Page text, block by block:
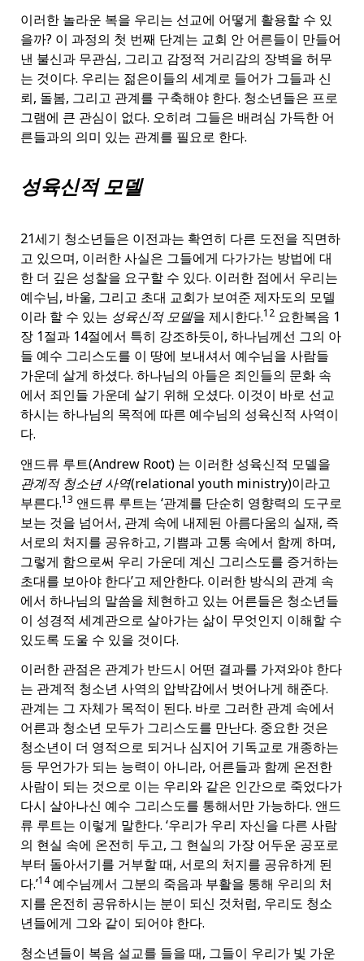
이러한 놀라운 복을 우리는 선교에 어떻게 활용할 수 있
을까? 이 과정의 첫 번째 단계는 교회 안 어른들이 만들어
낸 불신과 무관심, 그리고 감정적 거리감의 장벽을 허무
는 것이다. 우리는 젊은이들의 세계로 들어가 그들과 신
뢰, 돌봄, 그리고 관계를 구축해야 한다. 청소년들은 프로
그램에 큰 관심이 없다. 오히려 그들은 배려심 가득한 어
른들과의 의미 있는 관계를 필요로 한다.
성육신적 모델
21세기 청소년들은 이전과는 확연히 다른 도전을 직면하
고 있으며, 이러한 사실은 그들에게 다가가는 방법에 대
한 더 깊은 성찰을 요구할 수 있다. 이러한 점에서 우리는
예수님, 바울, 그리고 초대 교회가 보여준 제자도의 모델
이라 할 수 있는 성육신적 모델을 제시한다.12 요한복음 1
장 1절과 14절에서 특히 강조하듯이, 하나님께선 그의 아
들 예수 그리스도를 이 땅에 보내셔서 예수님을 사람들
가운데 살게 하셨다. 하나님의 아들은 죄인들의 문화 속
에서 죄인들 가운데 살기 위해 오셨다. 이것이 바로 선교
하시는 하나님의 목적에 따른 예수님의 성육신적 사역이
다.
앤드류 루트(Andrew Root) 는 이러한 성육신적 모델을
관계적 청소년 사역(relational youth ministry)이라고
부른다.13 앤드류 루트는 ‘관계를 단순히 영향력의 도구로
보는 것을 넘어서, 관계 속에 내제된 아름다움의 실재, 즉
서로의 처지를 공유하고, 기쁨과 고통 속에서 함께 하며,
그렇게 함으로써 우리 가운데 계신 그리스도를 증거하는
초대를 보아야 한다’고 제안한다. 이러한 방식의 관계 속
에서 하나님의 말씀을 체현하고 있는 어른들은 청소년들
이 성경적 세계관으로 살아가는 삶이 무엇인지 이해할 수
있도록 도울 수 있을 것이다.
이러한 관점은 관계가 반드시 어떤 결과를 가져와야 한다
는 관계적 청소년 사역의 압박감에서 벗어나게 해준다.
관계는 그 자체가 목적이 된다. 바로 그러한 관계 속에서
어른과 청소년 모두가 그리스도를 만난다. 중요한 것은
청소년이 더 영적으로 되거나 심지어 기독교로 개종하는
등 무언가가 되는 능력이 아니라, 어른들과 함께 온전한
사람이 되는 것으로 이는 우리와 같은 인간으로 죽었다가
다시 살아나신 예수 그리스도를 통해서만 가능하다. 앤드
류 루트는 이렇게 말한다. ‘우리가 우리 자신을 다른 사람
의 현실 속에 온전히 두고, 그 현실의 가장 어두운 공포로
부터 돌아서기를 거부할 때, 서로의 처지를 공유하게 된
다.’14 예수님께서 그분의 죽음과 부활을 통해 우리의 처
지를 온전히 공유하시는 분이 되신 것처럼, 우리도 청소
년들에게 그와 같이 되어야 한다.
청소년들이 복음 설교를 들을 때, 그들이 우리가 빛 가운